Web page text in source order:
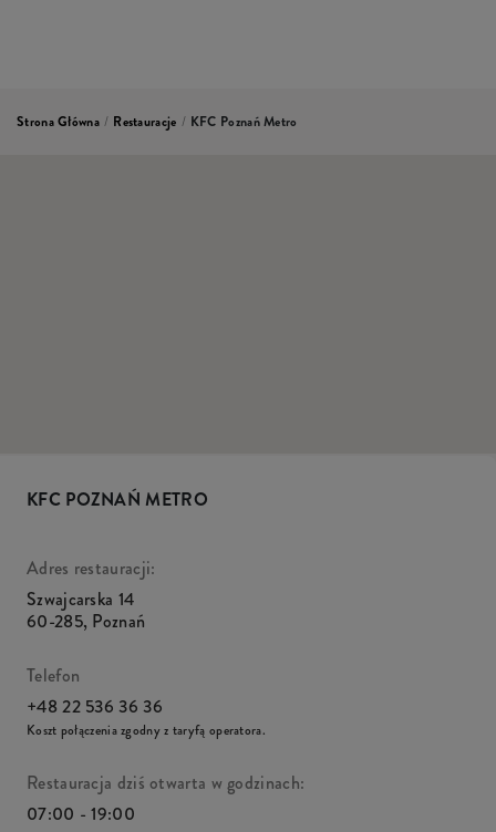
Strona Główna / Restauracje / KFC Poznań Metro
KFC POZNAŃ METRO
Adres restauracji:
Szwajcarska 14
60-285, Poznań
Telefon
+48 22 536 36 36
Koszt połączenia zgodny z taryfą operatora.
Restauracja dziś otwarta w godzinach:
07:00 - 19:00